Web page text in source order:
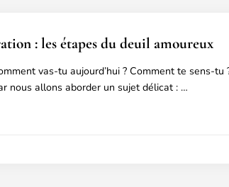
: les étapes du deuil amoureux
vas-tu aujourd’hui ? Comment te sens-tu
nous allons aborder un sujet délicat : …